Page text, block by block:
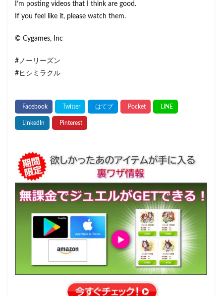
I’m posting videos that I think are good.
If you feel like it, please watch them.
© Cygames, Inc
#ノーリーズン
#ヒシミラクル